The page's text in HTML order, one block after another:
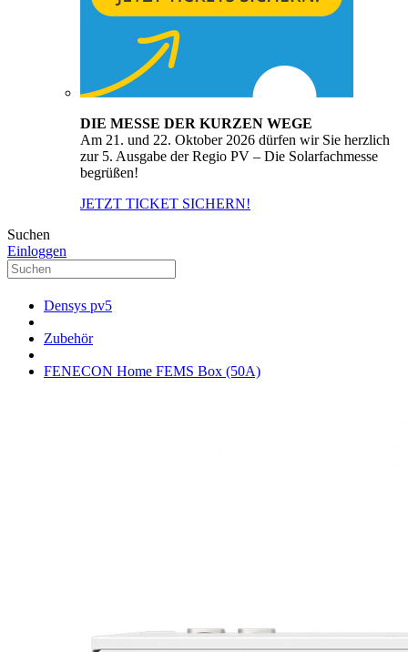
DIE MESSE DER KURZEN WEGE
Am 21. und 22. Oktober 2026 dürfen wir Sie herzlich
zur 5. Ausgabe der Regio PV – Die Solarfachmesse
begrüßen!
JETZT TICKET SICHERN!
Suchen
Einloggen
Densys pv5
Zubehör
FENECON Home FEMS Box (50A)